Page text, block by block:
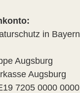
in Bayern
Augsburg
Augsburg
7205 0000 0000